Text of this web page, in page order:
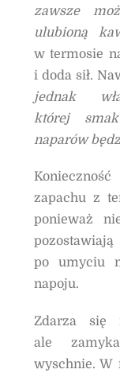
zawsze
ulubioną
w termosie
i doda sił.
jednak
której
naparów
zapachu z
ponieważ
po umyciu
napoju.
Zdarza się
ale
wyschnie. W